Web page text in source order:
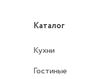
Каталог
Кухни
Гостиные